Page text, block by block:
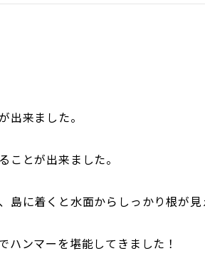
出来ました。
ことが出来ました。
に着くと水面からしっかり根が見
ハンマーを堪能してきました！